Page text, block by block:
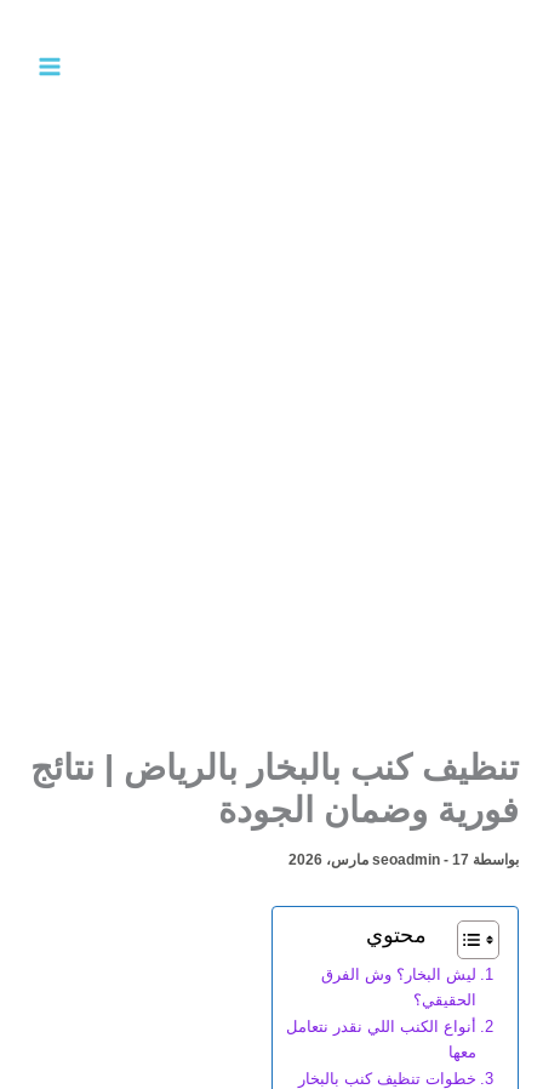
تنظيف كنب بالبخار بالرياض | نتائج
فورية وضمان الجودة
بواسطة seoadmin - 17 مارس، 2026
محتوي
ليش البخار؟ وش الفرق
الحقيقي؟
أنواع الكنب اللي نقدر نتعامل
معها
خطوات تنظيف كنب بالبخار